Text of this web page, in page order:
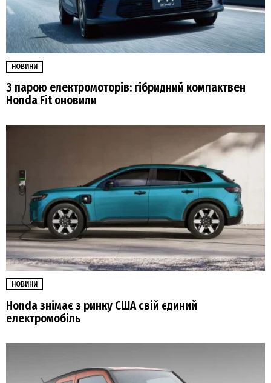
НОВИНИ
З парою електромоторів: гібридний компактвен
Honda Fit оновили
НОВИНИ
Honda знімає з ринку США свій єдиний
електромобіль